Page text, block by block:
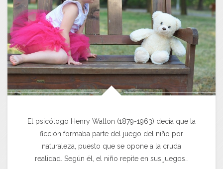
El psicólogo Henry Wallon (1879-1963) decía que la
ficción formaba parte del juego del niño por
naturaleza, puesto que se opone a la cruda
realidad. Según él, el niño repite en sus juegos…